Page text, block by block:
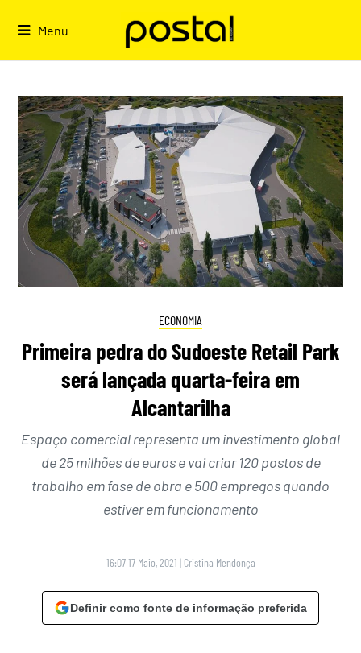
Menu
ECONOMIA
Primeira pedra do Sudoeste Retail Park
será lançada quarta-feira em
Alcantarilha
Espaço comercial representa um investimento global
de 25 milhões de euros e vai criar 120 postos de
trabalho em fase de obra e 500 empregos quando
estiver em funcionamento
16:07 17 Maio, 2021 | Cristina Mendonça
Definir como fonte de informação preferida